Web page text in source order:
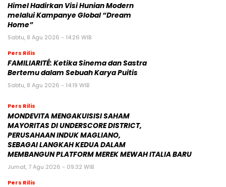
Himel Hadirkan Visi Hunian Modern
melalui Kampanye Global “Dream
Home”
Sabtu, 8 Agu 2026 - 14:26 WIB
Pers Rilis
FAMILIARITÉ: Ketika Sinema dan Sastra
Bertemu dalam Sebuah Karya Puitis
Sabtu, 8 Agu 2026 - 14:19 WIB
Pers Rilis
MONDEVITA MENGAKUISISI SAHAM
MAYORITAS DI UNDERSCORE DISTRICT,
PERUSAHAAN INDUK MAGLIANO,
SEBAGAI LANGKAH KEDUA DALAM
MEMBANGUN PLATFORM MEREK MEWAH ITALIA BARU
Jumat, 7 Agu 2026 - 09:32 WIB
Pers Rilis